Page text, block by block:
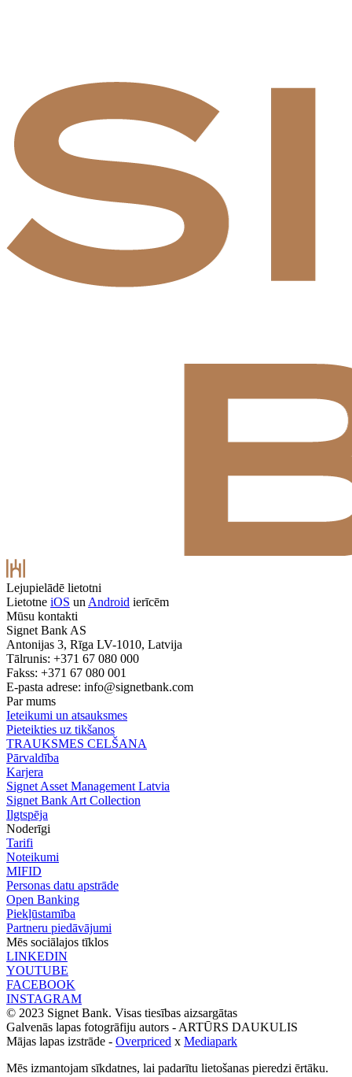
Lejupielādē lietotni
Lietotne iOS un Android ierīcēm
Mūsu kontakti
Signet Bank AS
Antonijas 3, Rīga LV-1010, Latvija
Tālrunis: +371 67 080 000
Fakss: +371 67 080 001
E-pasta adrese: info@signetbank.com
Par mums
Ieteikumi un atsauksmes
Pieteikties uz tikšanos
TRAUKSMES CELŠANA
Pārvaldība
Karjera
Signet Asset Management Latvia
Signet Bank Art Collection
Ilgtspēja
Noderīgi
Tarifi
Noteikumi
MIFID
Personas datu apstrāde
Open Banking
Piekļūstamība
Partneru piedāvājumi
Mēs sociālajos tīklos
LINKEDIN
YOUTUBE
FACEBOOK
INSTAGRAM
© 2023 Signet Bank. Visas tiesības aizsargātas
Galvenās lapas fotogrāfiju autors - ARTŪRS DAUKULIS
Mājas lapas izstrāde - Overpriced x Mediapark
Mēs izmantojam sīkdatnes, lai padarītu lietošanas pieredzi ērtāku.